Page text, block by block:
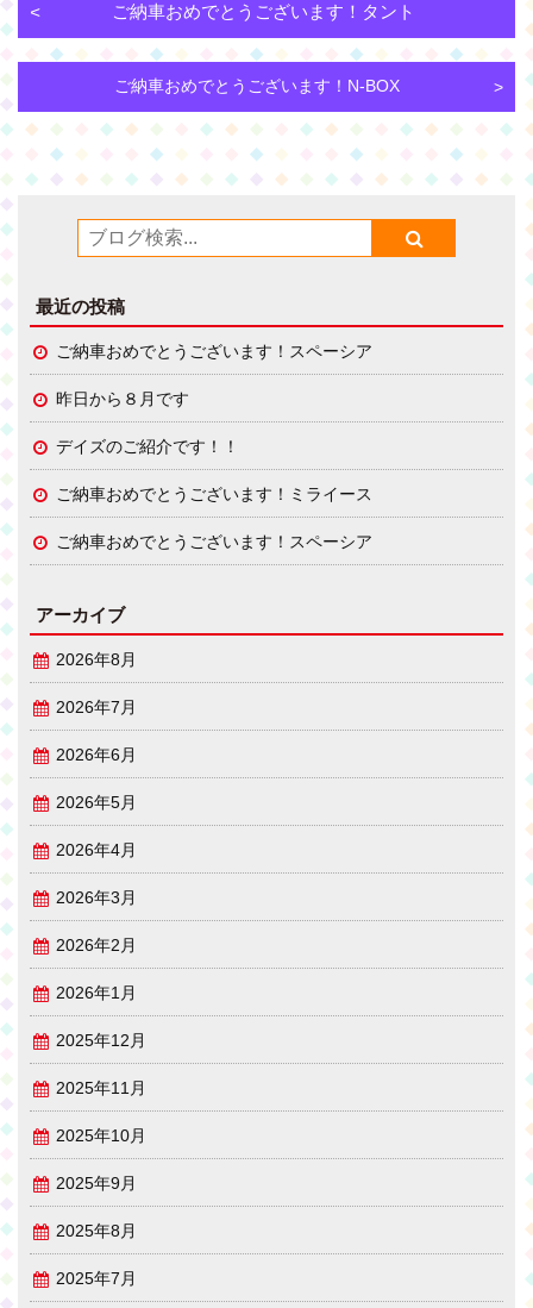
ご納車おめでとうございます！タント
ご納車おめでとうございます！N-BOX
最近の投稿
ご納車おめでとうございます！スペーシア
昨日から８月です
デイズのご紹介です！！
ご納車おめでとうございます！ミライース
ご納車おめでとうございます！スペーシア
アーカイブ
2026年8月
2026年7月
2026年6月
2026年5月
2026年4月
2026年3月
2026年2月
2026年1月
2025年12月
2025年11月
2025年10月
2025年9月
2025年8月
2025年7月